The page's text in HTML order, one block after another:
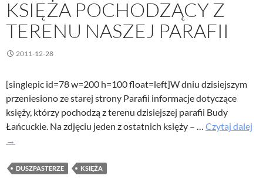
KSIĘŻA POCHODZĄCY Z
TERENU NASZEJ PARAFII
2011-12-28
[singlepic id=78 w=200 h=100 float=left]W dniu dzisiejszym
przeniesiono ze starej strony Parafii informacje dotyczące
księży, którzy pochodzą z terenu dzisiejszej parafii Budy
Łańcuckie. Na zdjęciu jeden z ostatnich księży – … Czytaj dalej
→
DUSZPASTERZE KSIĘŻA